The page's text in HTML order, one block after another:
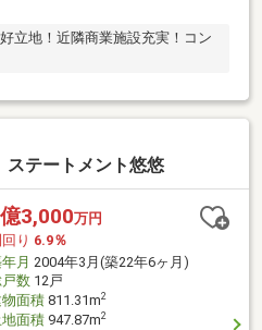
立地！近隣商業施設充実！コン
テートメント悠悠
3,000万円
り 6.9％
月 2004年3月(築22年6ヶ月)
数12戸
面積811.31m2
面積947.87m2